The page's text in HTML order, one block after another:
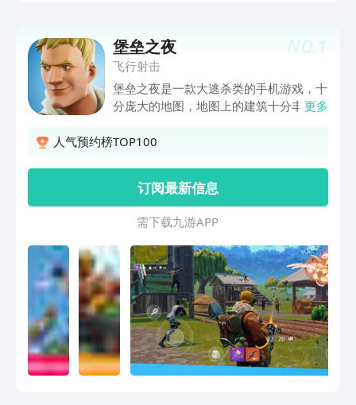
券，一年就有600块。
NO.1
堡垒之夜
飞行射击
堡垒之夜是一款大逃杀类的手机游戏，十
分庞大的地图，地图上的建筑十分丰富！
的道具！各种各样的武器装备，能够发挥
更多
人气预约榜TOP100
订阅最新信息
需 下 载 九 游 A P P